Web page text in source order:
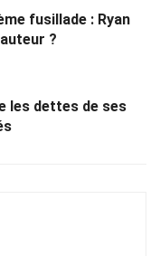
fusillade : Ryan
?
les dettes de ses